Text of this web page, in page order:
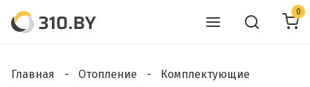
0
Главная Отопление Комплектующие